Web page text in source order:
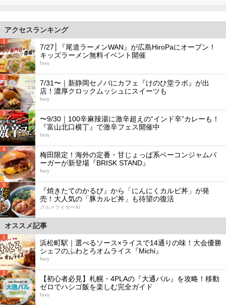
アクセスランキング
1
7/27│『尾道ラーメンWAN』が広島HiroPaにオープン！
キッズラーメン無料イベント開催
favy
2
7/31〜｜新静岡セノバにカフェ『けのひ堂ラボ』が出
店！濃厚クロックムッシュにスイーツも
favy
3
〜9/30｜100辛麻辣湯に激辛超えの“インド辛”カレーも！
『富山北口横丁』で激辛フェス開催中
favy
4
梅田限定！海外の定番・甘じょっぱ系ベーコンジャムバ
ーガーが新登場『BRISK STAND』
favy
5
『焼きたてのかるび』から「にんにくカルビ丼」が発
売！大人気の「豚カルビ丼」も待望の復活
グルメライターAI
オススメ記事
1
浜松町駅｜選べるソース×ライスで14通りの味！大会優勝
シェフのふわとろオムライス『Michi』
favy
2
【初心者必見】札幌・4PLAの『大通バル』を攻略！移動
ゼロでハシゴ飯を楽しむ完全ガイド
favy